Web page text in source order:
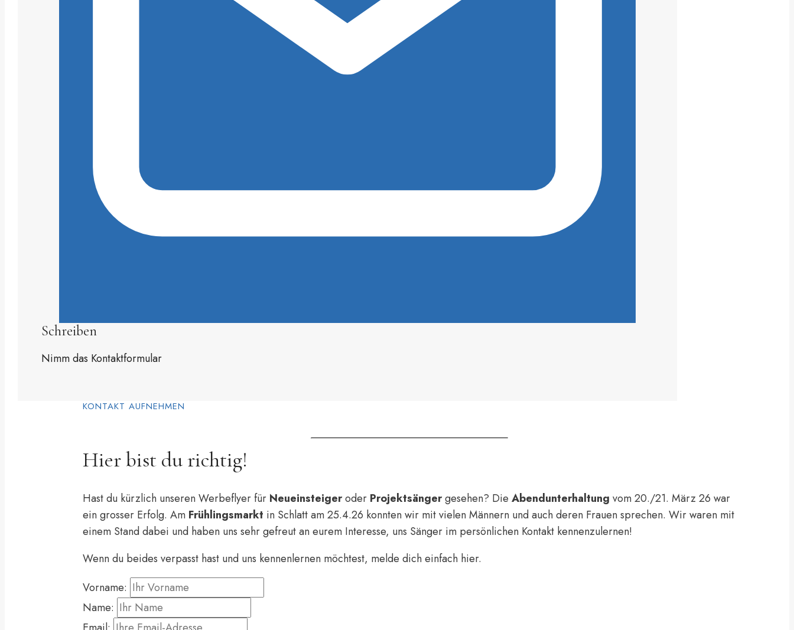
Schreiben
Nimm das Kontaktformular
KONTAKT AUFNEHMEN
Hier bist du richtig!
Hast du kürzlich unseren Werbeflyer für Neueinsteigeroder Projektsängergesehen? Die Abendunterhaltung vom 20./21. März 26 war
ein grosser Erfolg. Am Frühlingsmarkt in Schlatt am 25.4.26 konnten wir mit vielen Männern und auch deren Frauen sprechen. Wir waren mit
einem Stand dabei und haben uns sehr gefreut an eurem Interesse, uns Sänger im persönlichen Kontakt kennenzulernen!
Wenn du beides verpasst hast und uns kennenlernen möchtest, melde dich einfach hier.
Vorname:
Name: